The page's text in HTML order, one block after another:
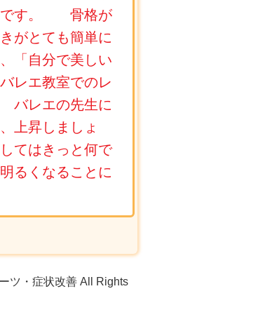
です。 骨格が
がとても簡単に
「自分で美しい
エ教室でのレ
バレエの先生に
上昇しましょ
はきっと何で
くなることに
・症状改善 All Rights